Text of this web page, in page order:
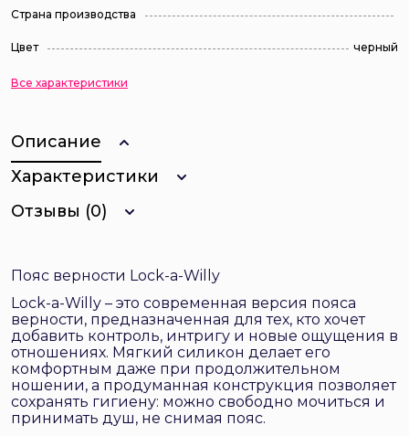
Страна производства
Цвет черный
Все характеристики
Описание
Характеристики
Отзывы (0)
Пояс верности Lock-a-Willy
Lock-a-Willy – это современная версия пояса
верности, предназначенная для тех, кто хочет
добавить контроль, интригу и новые ощущения в
отношениях. Мягкий силикон делает его
комфортным даже при продолжительном
ношении, а продуманная конструкция позволяет
сохранять гигиену: можно свободно мочиться и
принимать душ, не снимая пояс.